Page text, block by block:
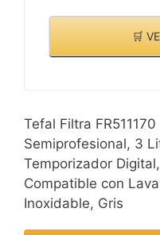
para conseguir los
mejores resultados.
para facilitar su
y mantenimiento y
con una cubeta con
recubrimiento
antiadherente para
🛒
Tefal Filtra
Semiprofesional, 3
Temporizador
Compatible con
Inoxidable, Gris